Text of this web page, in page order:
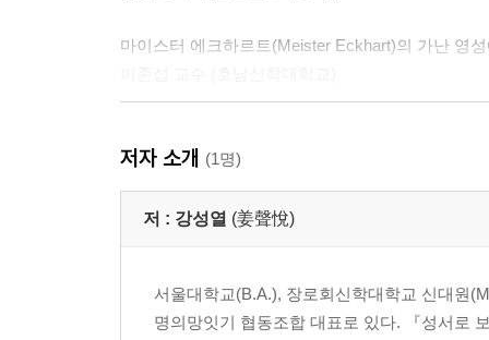
마이스터 에크하르트(Meister Eckhart)의 가난 영
전준범 목사 (한일장신대학교)
조나단 에드워즈의 종교적 감성과 영성
떼이야르(Pierre Teihard de Chardin)의 성육신적
유해룡 명예교수 (장로회신학대학교)
저자 소개 (1명)
저 : 강성열 (姜聲悅)
서울대학교(B.A.), 장로회신학대학교 신대원
명의망잇기 협동조합 대표로 있다. 『성서로